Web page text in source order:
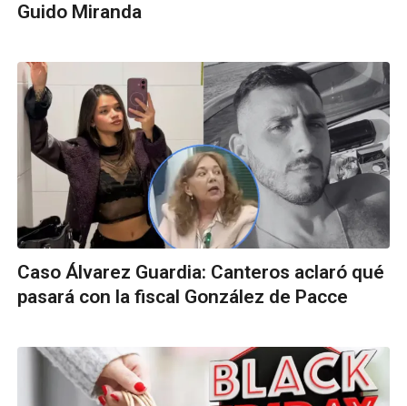
Guido Miranda
Caso Álvarez Guardia: Canteros aclaró qué
pasará con la fiscal González de Pacce